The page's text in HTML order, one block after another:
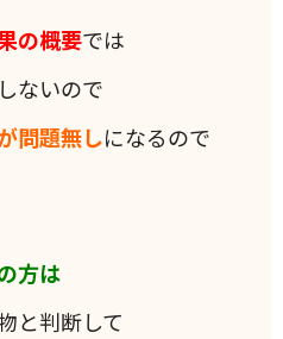
の概要では
ないので
問題無しになるので
方は
と判断して